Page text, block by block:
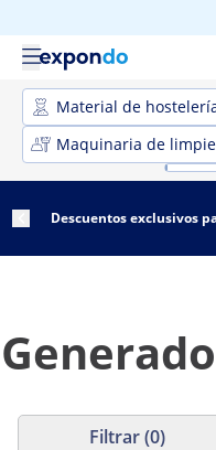
Material de
Maquinaria de
Descuentos exclusivos
Filtrar (0)